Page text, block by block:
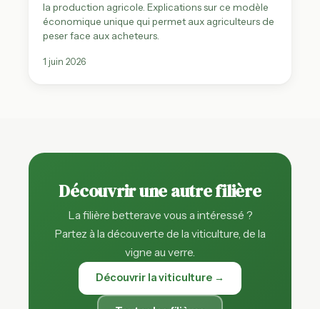
la production agricole. Explications sur ce modèle
économique unique qui permet aux agriculteurs de
peser face aux acheteurs.
1 juin 2026
Découvrir une autre filière
La filière betterave vous a intéressé ?
Partez à la découverte de la viticulture, de la
vigne au verre.
Découvrir la viticulture →